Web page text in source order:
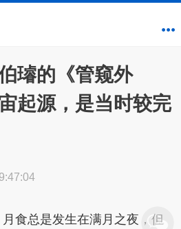
璿的《管窥外
起源，是当时较完
食总是发生在满月之夜，但